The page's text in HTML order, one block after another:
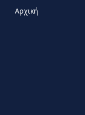
Αρχική